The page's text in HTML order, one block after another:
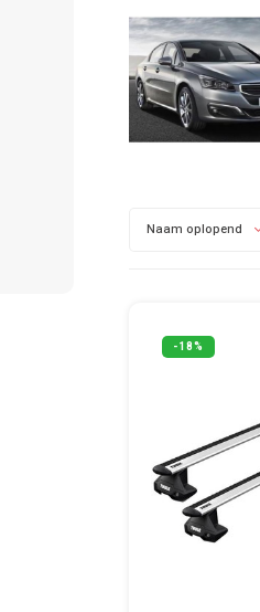
Naam oplopend
-18%